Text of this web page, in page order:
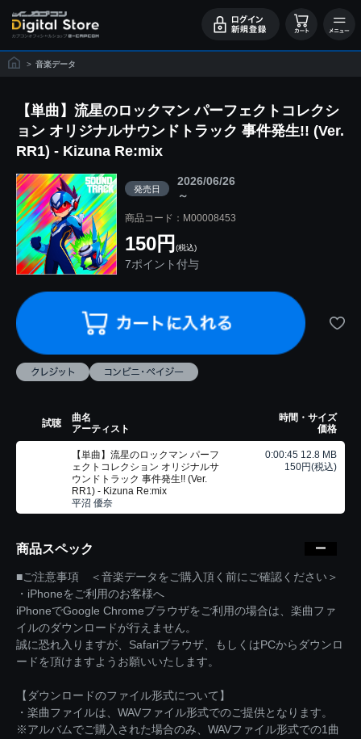
> 音楽データ
【単曲】流星のロックマン パーフェクトコレクシ
ョン オリジナルサウンドトラック 事件発生!! (Ver.
RR1) - Kizuna Re:mix
発売日
2026/06/26
～
商品コード：M00008453
150円 (税込)
7ポイント付与
試聴
曲名
アーティスト
時間・サイズ
価格
【単曲】流星のロックマン パーフ
ェクトコレクション オリジナルサ
ウンドトラック 事件発生!! (Ver.
RR1) - Kizuna Re:mix
平沼 優奈
0:00:45 12.8 MB
150円(税込)
商品スペック
■ご注意事項 ＜音楽データをご購入頂く前にご確認ください＞
・iPhoneをご利用のお客様へ
iPhoneでGoogle Chromeブラウザをご利用の場合は、楽曲ファ
イルのダウンロードが行えません。
誠に恐れ入りますが、Safariブラウザ、もしくはPCからダウンロ
ードを頂けますようお願いいたします。
【ダウンロードのファイル形式について】
・楽曲ファイルは、WAVファイル形式でのご提供となります。
※アルバムでご購入された場合のみ、WAVファイル形式での1曲